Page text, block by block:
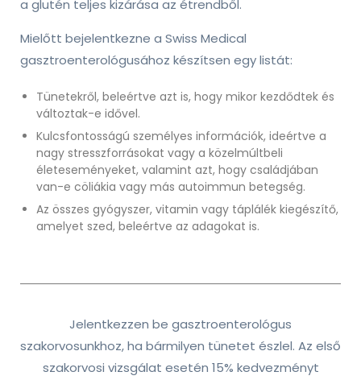
a glutén teljes kizárása az étrendből.
Mielőtt bejelentkezne a Swiss Medical
gasztroenterológusához készítsen egy listát:
Tünetekről, beleértve azt is, hogy mikor kezdődtek és
változtak-e idővel.
Kulcsfontosságú személyes információk, ideértve a
nagy stresszforrásokat vagy a közelmúltbeli
életeseményeket, valamint azt, hogy családjában
van-e cöliákia vagy más autoimmun betegség.
Az összes gyógyszer, vitamin vagy táplálék kiegészítő,
amelyet szed, beleértve az adagokat is.
Jelentkezzen be gasztroenterológus
szakorvosunkhoz, ha bármilyen tünetet észlel. Az első
szakorvosi vizsgálat esetén 15% kedvezményt